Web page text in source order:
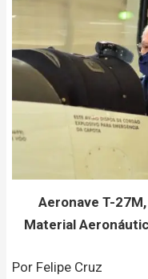
Aeronave T-
Material
Por Felipe Cruz